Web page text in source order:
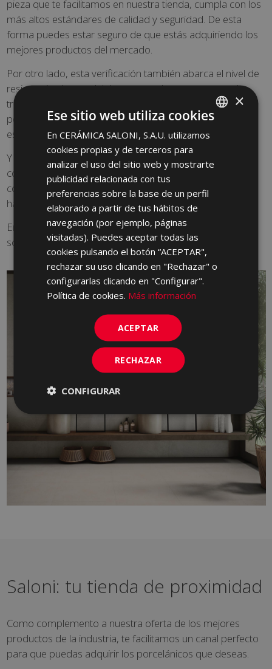
pieza que te facilitamos en nuestra tienda, cumpla con los
más altos estándares de calidad y seguridad. De esta
forma puedes estar seguro de que estás adquiriendo los
mejores productos del mercado.
Por otro lado, esta verificación también abarca el nivel de
resistencia al paso del tiempo, a golpes, rayones o al
tránsito intenso. Adicionalmente, la durabilidad de cada
porcelánico también es verificada bajo los más altos
estándares de calidad.
Y por supuesto, en SALONI ofrecemos la posibilidad de
combinar suelos con paredes dentro de una misma
colección, ofreciendo una solución homogénea y
harmónica para los baños más elegantes.
En pocas palabras, nuestrosporcelánicos para baños
son la mejor opción y cumplen las más altas exigencias.
Saloni: tu tienda de proximidad
Como complemento a nuestra oferta de los mejores
productos de la industria, te facilitamos un canal perfecto
para que puedas adquirir los porcelánicos que deseas.
SPANISH
ENGLISH
GERMAN
×
Ese sitio web utiliza cookies
En CERÁMICA SALONI, S.A.U. utilizamos
cookies propias y de terceros para
analizar el uso del sitio web y mostrarte
publicidad relacionada con tus
preferencias sobre la base de un perfil
elaborado a partir de tus hábitos de
navegación (por ejemplo, páginas
visitadas). Puedes aceptar todas las
cookies pulsando el botón “ACEPTAR",
rechazar su uso clicando en "Rechazar" o
configurarlas clicando en "Configurar".
Política de cookies. Más información
ACEPTAR
RECHAZAR
CONFIGURAR